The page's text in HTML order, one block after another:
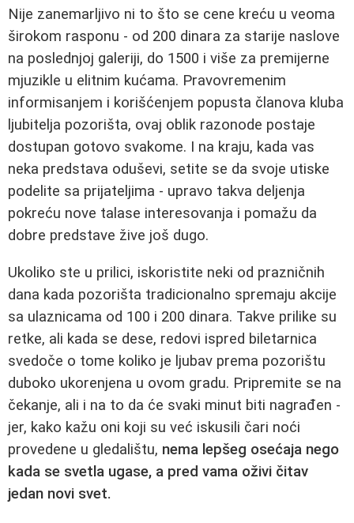
Nije zanemarljivo ni to što se cene kreću u veoma
širokom rasponu - od 200 dinara za starije naslove
na poslednjoj galeriji, do 1500 i više za premijerne
mjuzikle u elitnim kućama. Pravovremenim
informisanjem i korišćenjem popusta članova kluba
ljubitelja pozorišta, ovaj oblik razonode postaje
dostupan gotovo svakome. I na kraju, kada vas
neka predstava oduševi, setite se da svoje utiske
podelite sa prijateljima - upravo takva deljenja
pokreću nove talase interesovanja i pomažu da
dobre predstave žive još dugo.
Ukoliko ste u prilici, iskoristite neki od prazničnih
dana kada pozorišta tradicionalno spremaju akcije
sa ulaznicama od 100 i 200 dinara. Takve prilike su
retke, ali kada se dese, redovi ispred biletarnica
svedoče o tome koliko je ljubav prema pozorištu
duboko ukorenjena u ovom gradu. Pripremite se na
čekanje, ali i na to da će svaki minut biti nagrađen -
jer, kako kažu oni koji su već iskusili čari noći
provedene u gledalištu, nema lepšeg osećaja nego
kada se svetla ugase, a pred vama oživi čitav
jedan novi svet.